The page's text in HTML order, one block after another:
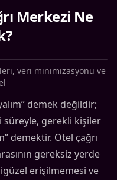
Merkezi Ne
veri minimizasyonu ve
demek değildir;
süreyle, gerekli kişiler
demektir. Otel çağrı
gereksiz yerde
erişilmemesi ve